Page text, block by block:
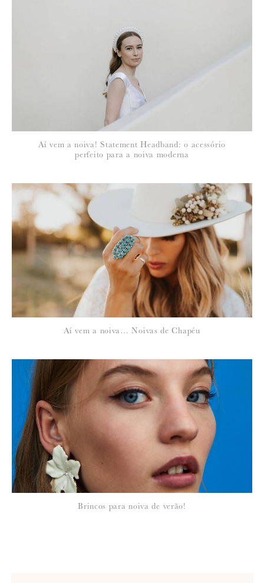
Para saber como tratamos e protegemos os seus dados, leia a nossa
política de privacidade
Aí vem a noiva! Statement Headband: o acessório
perfeito para a noiva moderna
Aí vem a noiva… Noivas de Chapéu
Brincos para noiva de verão!